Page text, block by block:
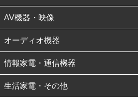
AV機器・映像
オーディオ機器
情報家電・通信機器
生活家電・その他